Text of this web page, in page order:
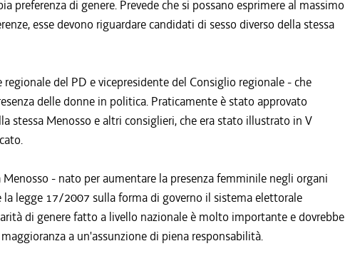
preferenza di genere. Prevede che si possano esprimere al massimo
esse devono riguardare candidati di sesso diverso della stessa
del PD e vicepresidente del Consiglio regionale - che
delle donne in politica. Praticamente è stato approvato
stessa Menosso e altri consiglieri, che era stato illustrato in V
- nato per aumentare la presenza femminile negli organi
legge 17/2007 sulla forma di governo il sistema elettorale
di genere fatto a livello nazionale è molto importante e dovrebbe
a un'assunzione di piena responsabilità.